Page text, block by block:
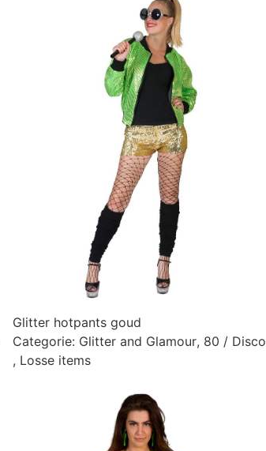
Glitter hotpants goud
Categorie: Glitter and Glamour, 80 / Disco
, Losse items